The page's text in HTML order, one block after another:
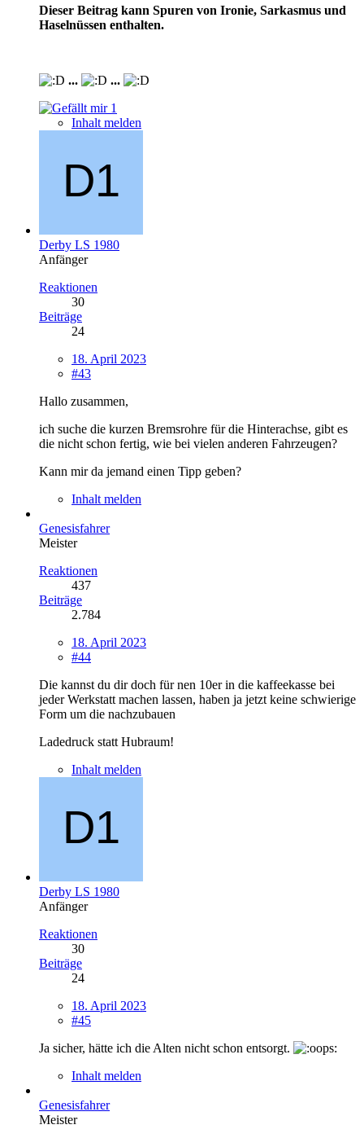
Dieser Beitrag kann Spuren von Ironie, Sarkasmus und
Haselnüssen enthalten.
...
...
1
Inhalt melden
Derby LS 1980
Anfänger
Reaktionen
30
Beiträge
24
18. April 2023
#43
Hallo zusammen,
ich suche die kurzen Bremsrohre für die Hinterachse, gibt es
die nicht schon fertig, wie bei vielen anderen Fahrzeugen?
Kann mir da jemand einen Tipp geben?
Inhalt melden
Genesisfahrer
Meister
Reaktionen
437
Beiträge
2.784
18. April 2023
#44
Die kannst du dir doch für nen 10er in die kaffeekasse bei
jeder Werkstatt machen lassen, haben ja jetzt keine schwierige
Form um die nachzubauen
Ladedruck statt Hubraum!
Inhalt melden
Derby LS 1980
Anfänger
Reaktionen
30
Beiträge
24
18. April 2023
#45
Ja sicher, hätte ich die Alten nicht schon entsorgt.
Inhalt melden
Genesisfahrer
Meister